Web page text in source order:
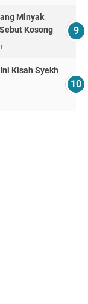
Minyak
Kosong
Kisah Syekh